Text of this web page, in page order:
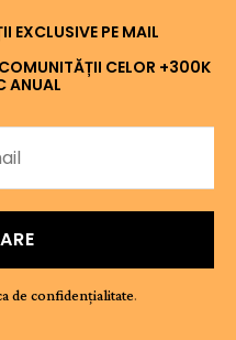
EXCLUSIVE PE MAIL
CELOR +300K
ANUAL
de confidențialitate.